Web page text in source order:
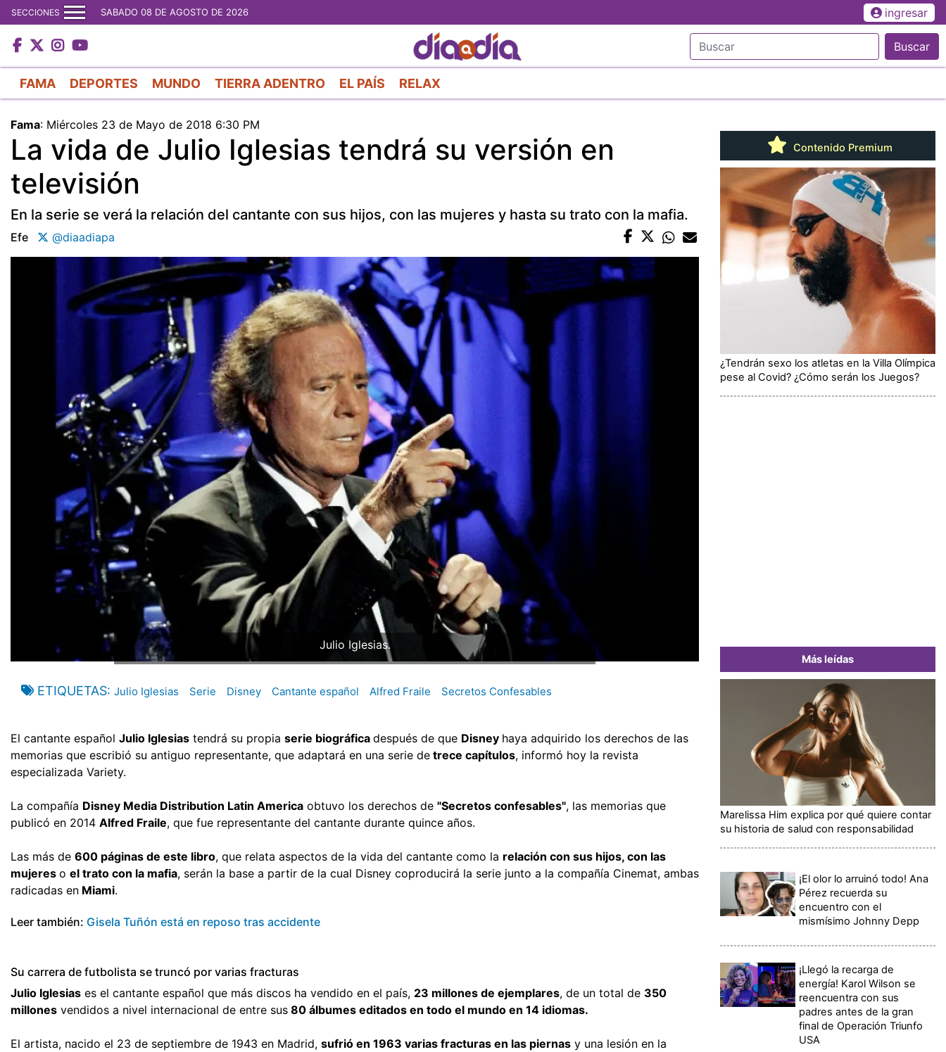
al
contenido
principal
SECCIONES SABADO 08 DE AGOSTO DE 2026 ingresar
Buscar
FAMA DEPORTES MUNDO TIERRA ADENTRO EL PAÍS RELAX
Fama: Miércoles 23 de Mayo de 2018 6:30 PM
La vida de Julio Iglesias tendrá su versión en
televisión
En la serie se verá la relación del cantante con sus hijos, con las mujeres y hasta su trato con la mafia.
Efe @diaadiapa
Julio Iglesias.
ETIQUETAS Julio Iglesias Serie Disney Cantante español Alfred Fraile Secretos Confesables
El cantante español Julio Iglesias tendrá su propia serie biográfica después de que Disney haya adquirido los derechos de las
memorias que escribió su antiguo representante, que adaptará en una serie de trece capítulos, informó hoy la revista
especializada Variety.
La compañía Disney Media Distribution Latin America obtuvo los derechos de "Secretos confesables", las memorias que
publicó en 2014 Alfred Fraile, que fue representante del cantante durante quince años.
Las más de 600 páginas de este libro, que relata aspectos de la vida del cantante como la relación con sus hijos, con las
mujeres o el trato con la mafia, serán la base a partir de la cual Disney coproducirá la serie junto a la compañía Cinemat, ambas
radicadas en Miami.
Leer también: Gisela Tuñón está en reposo tras accidente
Su carrera de futbolista se truncó por varias fracturas
Julio Iglesias es el cantante español que más discos ha vendido en el país, 23 millones de ejemplares, de un total de 350
millones vendidos a nivel internacional de entre sus 80 álbumes editados en todo el mundo en 14 idiomas.
El artista, nacido el 23 de septiembre de 1943 en Madrid, sufrió en 1963 varias fracturas en las piernas y una lesión en la
Contenido Premium
¿Tendrán sexo los atletas en la Villa Olímpica
pese al Covid? ¿Cómo serán los Juegos?
Más leídas
Marelissa Him explica por qué quiere contar
su historia de salud con responsabilidad
¡El olor lo arruinó todo! Ana
Pérez recuerda su
encuentro con el
mismísimo Johnny Depp
¡Llegó la recarga de
energía! Karol Wilson se
reencuentra con sus
padres antes de la gran
final de Operación Triunfo
USA